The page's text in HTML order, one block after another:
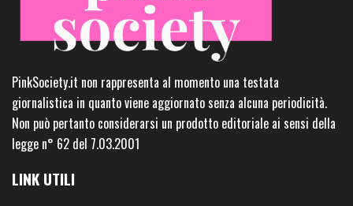
PinkSociety.it non rappresenta al momento una testata
giornalistica in quanto viene aggiornato senza alcuna periodicità.
Non può pertanto considerarsi un prodotto editoriale ai sensi della
legge n° 62 del 7.03.2001
LINK UTILI